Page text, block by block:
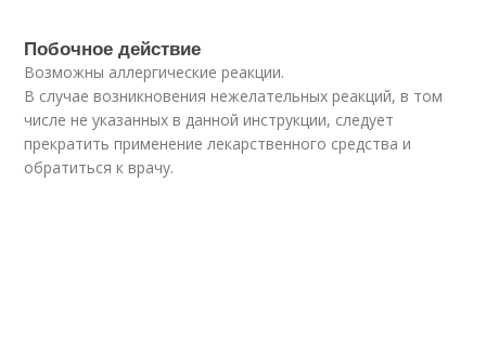
Побочное действие
Возможны аллергические реакции.
В случае возникновения нежелательных реакций, в том
числе не указанных в данной инструкции, следует
прекратить применение лекарственного средства и
обратиться к врачу.